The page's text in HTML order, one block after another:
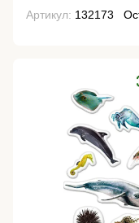
Артикул: 132173